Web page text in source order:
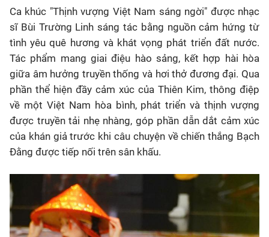
Ca khúc "Thịnh vượng Việt Nam sáng ngời" được nhạc
sĩ Bùi Trường Linh sáng tác bằng nguồn cảm hứng từ
tình yêu quê hương và khát vọng phát triển đất nước.
Tác phẩm mang giai điệu hào sảng, kết hợp hài hòa
giữa âm hưởng truyền thống và hơi thở đương đại. Qua
phần thể hiện đầy cảm xúc của Thiên Kim, thông điệp
về một Việt Nam hòa bình, phát triển và thịnh vượng
được truyền tải nhẹ nhàng, góp phần dẫn dắt cảm xúc
của khán giả trước khi câu chuyện về chiến thắng Bạch
Đằng được tiếp nối trên sân khấu.